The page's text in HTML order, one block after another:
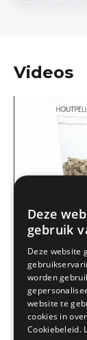
Videos
Watertest
Deze
gebruik
Deze website
worden
website te
cookies in
Cookiebeleid.